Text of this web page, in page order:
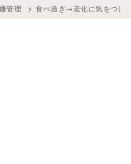
管理 食べ過ぎ→老化に気をつけ